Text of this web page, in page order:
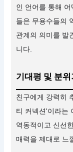
인 언어를 통해
들은 무용수들의
관계의 의미를 발
니다.
기대평 및 분위
친구에게 강력히
티 커넥션'이라는
역동적이고 신선
매력을 제대로 느